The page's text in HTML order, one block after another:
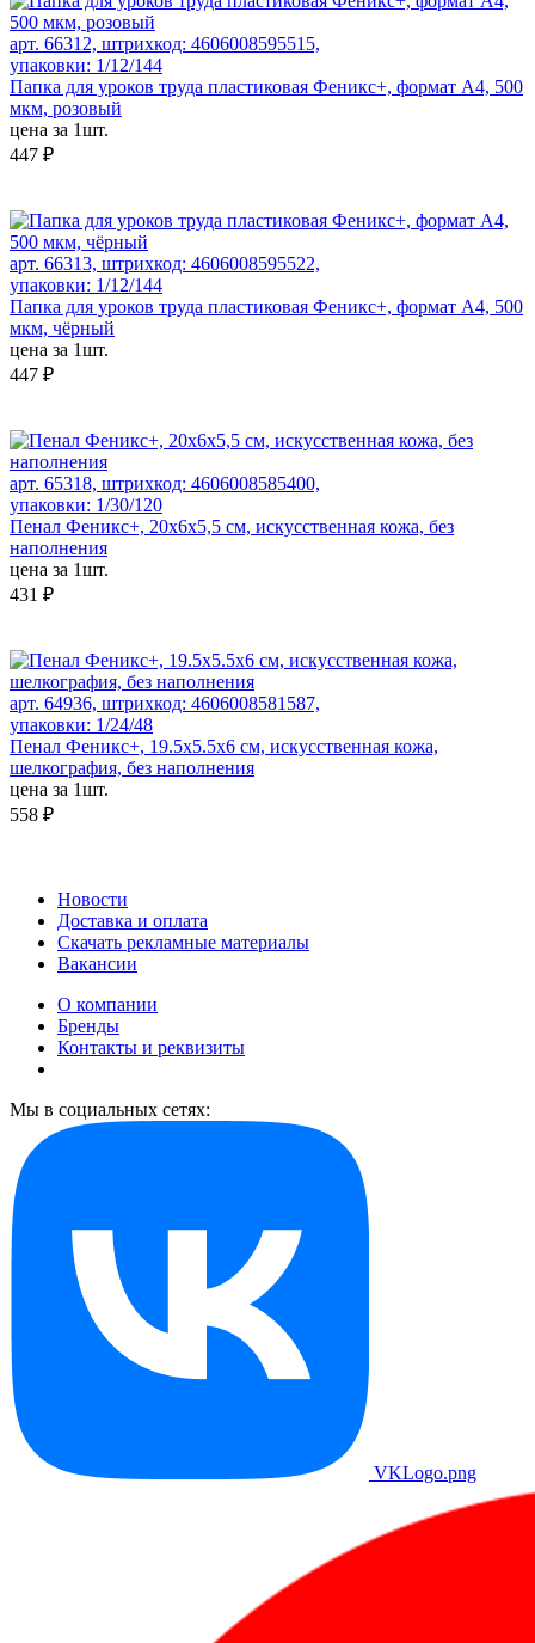
арт. 66312, штрихкод: 4606008595515,
упаковки: 1/12/144
Папка для уроков труда пластиковая Феникс+, формат А4, 500
мкм, розовый
цена за 1шт.
447 ₽
арт. 66313, штрихкод: 4606008595522,
упаковки: 1/12/144
Папка для уроков труда пластиковая Феникс+, формат А4, 500
мкм, чёрный
цена за 1шт.
447 ₽
арт. 65318, штрихкод: 4606008585400,
упаковки: 1/30/120
Пенал Феникс+, 20х6х5,5 см, искусственная кожа, без
наполнения
цена за 1шт.
431 ₽
арт. 64936, штрихкод: 4606008581587,
упаковки: 1/24/48
Пенал Феникс+, 19.5х5.5х6 см, искусственная кожа,
шелкография, без наполнения
цена за 1шт.
558 ₽
Новости
Доставка и оплата
Скачать рекламные материалы
Вакансии
О компании
Бренды
Контакты и реквизиты
Мы в социальных сетях:
VKLogo.png